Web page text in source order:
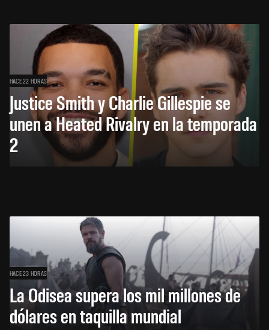
HACE 22 HORAS
Justice Smith y Charlie Gillespie se
unen a Heated Rivalry en la temporada
2
HACE 23 HORAS
La Odisea supera los mil millones de
dólares en taquilla mundial